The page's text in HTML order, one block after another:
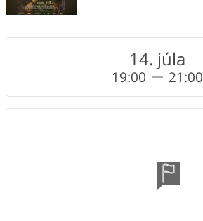
14. júla
19:00 21:00